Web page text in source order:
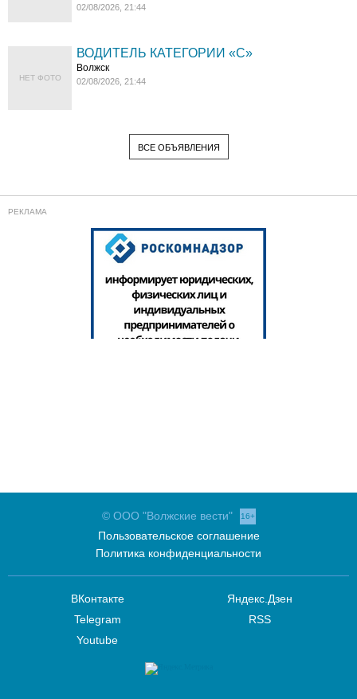
02/08/2026, 21:44
НЕТ ФОТО
ВОДИТЕЛЬ КАТЕГОРИИ «C»
Волжск
02/08/2026, 21:44
ВСЕ ОБЪЯВЛЕНИЯ
© ООО "Волжские вести" 16+
Пользовательское соглашение
Политика конфиденциальности
ВКонтакте
Telegram
Youtube
Яндекс.Дзен
RSS